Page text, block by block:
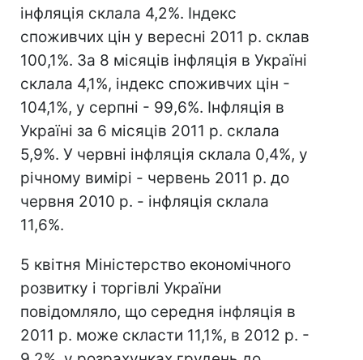
інфляція склала 4,2%. Індекс
споживчих цін у вересні 2011 р. склав
100,1%. За 8 місяців інфляція в Україні
склала 4,1%, індекс споживчих цін -
104,1%, у серпні - 99,6%. Інфляція в
Україні за 6 місяців 2011 р. склала
5,9%. У червні інфляція склала 0,4%, у
річному вимірі - червень 2011 р. до
червня 2010 р. - інфляція склала
11,6%.
5 квітня Міністерство економічного
розвитку і торгівлі України
повідомляло, що середня інфляція в
2011 р. може скласти 11,1%, в 2012 р. -